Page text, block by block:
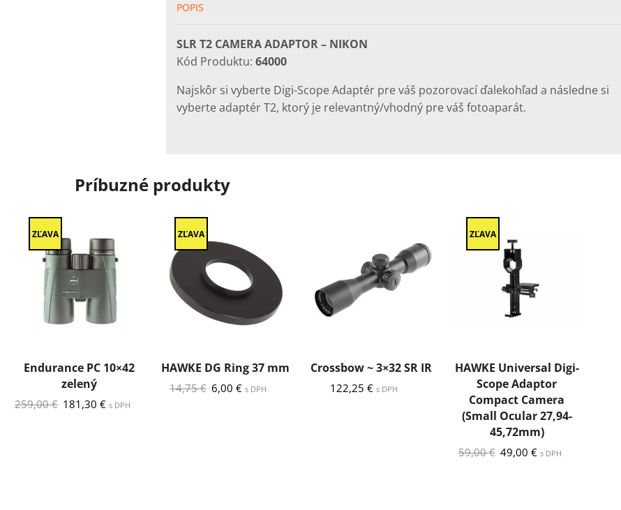
POPIS
SLR T2 CAMERA ADAPTOR – NIKON
Kód Produktu: 64000
Najskôr si vyberte Digi-Scope Adaptér pre váš pozorovací ďalekohľad a následne si
vyberte adaptér T2, ktorý je relevantný/vhodný pre váš fotoaparát.
Príbuzné produkty
ZĽAVA
Endurance PC 10×42
zelený
259,00€ Pôvodná
181,30 €Aktuálna
s DPH
ZĽAVA
HAWKE DG Ring 37 mm
14,75€ Pôvodná
6,00 €Aktuálna
s DPH
Crossbow ~ 3×32 SR IR
122,25 € s DPH
ZĽAVA
HAWKE Universal Digi-
Scope Adaptor
Compact Camera
(Small Ocular 27,94-
45,72mm)
59,00€ Pôvodná
49,00 €Aktuálna
s DPH